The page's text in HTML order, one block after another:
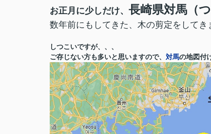
お正月に少しだけ、 長崎県対馬（
数年前にもしてきた、木の剪定をしてき
しつこいですが、、、
ご存じない方も多いと思いますので、 対馬の地図付